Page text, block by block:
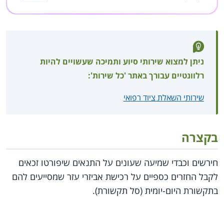
ניתן למצוא שירותי סיוע ותמיכה שעשויים להיות
רלוונטיים עבורך באתר 'כל שירות':
שירותי השאלת ציוד רפואי
בקצרה
חירשים וכבדי שמיעה שעונים על התנאים שיפורטו זכאים
לקבל החזרים כספיים על רכישת אביזרי עזר שמסייעים להם
בתקשורת היום-יומית (סל תקשורת).